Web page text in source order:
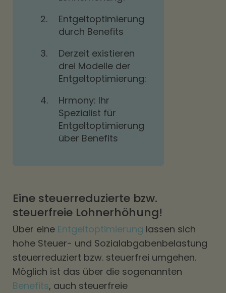
2.
Entgeltoptimierung
durch Benefits
3.
Derzeit existieren
drei Modelle der
Entgeltoptimierung:
4.
Hrmony: Ihr
Spezialist für
Entgeltoptimierung
über Benefits
Eine steuerreduzierte bzw.
steuerfreie Lohnerhöhung!
Über eine Entgeltoptimierung lassen sich
hohe Steuer- und Sozialabgabenbelastung
steuerreduziert bzw. steuerfrei umgehen.
Möglich ist das über die sogenannten
Benefits, auch steuerfreie